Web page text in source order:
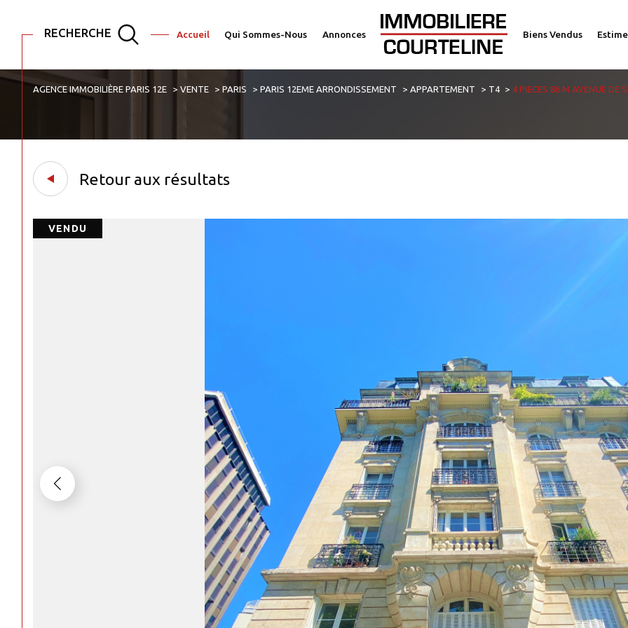
Accueil Qui Sommes-Nous Annonces Biens Vendus
RECHERCHE
de l'immo pro
TYPE DE BIEN 1 1
LOCALISATION BUDGET
voir les2annonces
Appartement
AGENCE IMMOBILIÈRE PARIS 12E VENTE PARIS PARIS 12EME ARRONDISSEMENT APPARTEMENT T4 4 PIECES 86 M AVENUE DE
Retour aux résultats
VENDU